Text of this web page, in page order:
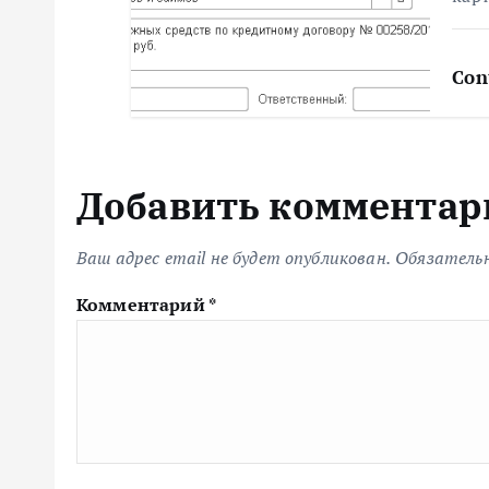
Добавить
Ваш адрес email не будет опубликован.
Комментарий*